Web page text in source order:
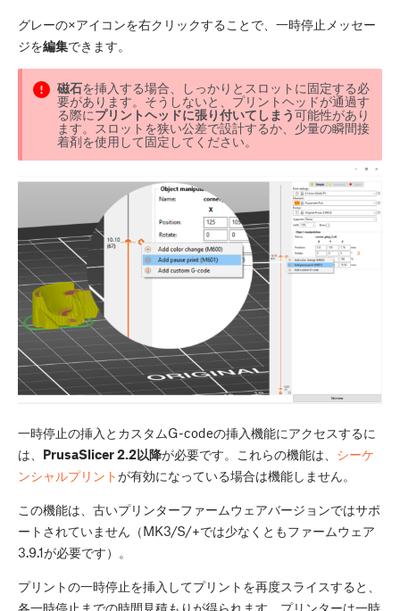
グレーの×アイコンを右クリックすることで、一時停止メッセー
ジを編集できます。
磁石を挿入する場合、しっかりとスロットに固定する必
要があります。そうしないと、プリントヘッドが通過す
る際にプリントヘッドに張り付いてしまう可能性があり
ます。スロットを狭い公差で設計するか、少量の瞬間接
着剤を使用して固定してください。
一時停止の挿入とカスタムG-codeの挿入機能にアクセスするに
は、 PrusaSlicer 2.2以降が必要です。これらの機能は、 シーケ
ンシャルプリントが有効になっている場合は機能しません。
この機能は、古いプリンターファームウェアバージョンではサポ
ートされていません（MK3/S/+では少なくともファームウェア
3.9.1が必要です）。
プリントの一時停止を挿入してプリントを再度スライスすると、
各一時停止までの時間見積もりが得られます。プリンターは一時